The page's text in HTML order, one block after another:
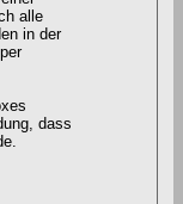
alle
in der
dass